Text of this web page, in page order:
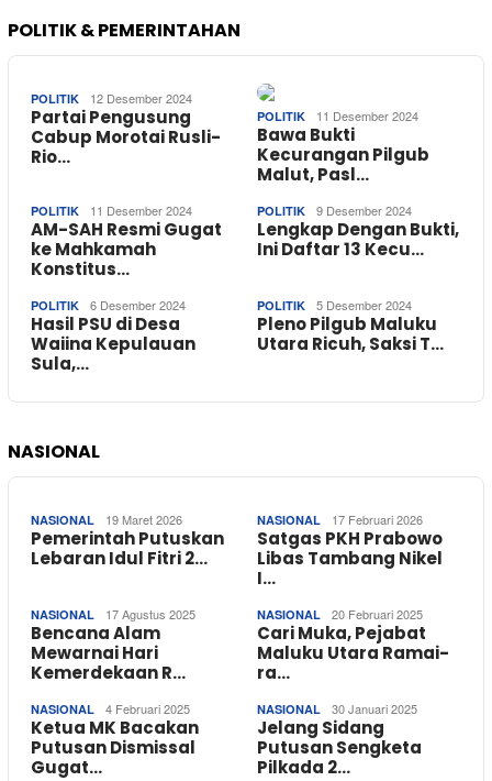
POLITIK & PEMERINTAHAN
POLITIK 12 Desember 2024
Partai Pengusung
Cabup Morotai Rusli-
Rio…
POLITIK 11 Desember 2024
Bawa Bukti
Kecurangan Pilgub
Malut, Pasl…
POLITIK 11 Desember 2024
AM-SAH Resmi Gugat
ke Mahkamah
Konstitus…
POLITIK 9 Desember 2024
Lengkap Dengan Bukti,
Ini Daftar 13 Kecu…
POLITIK 6 Desember 2024
Hasil PSU di Desa
Waiina Kepulauan
Sula,…
POLITIK 5 Desember 2024
Pleno Pilgub Maluku
Utara Ricuh, Saksi T…
NASIONAL
NASIONAL 19 Maret 2026
Pemerintah Putuskan
Lebaran Idul Fitri 2…
NASIONAL 17 Februari 2026
Satgas PKH Prabowo
Libas Tambang Nikel
I…
NASIONAL 17 Agustus 2025
Bencana Alam
Mewarnai Hari
Kemerdekaan R…
NASIONAL 20 Februari 2025
Cari Muka, Pejabat
Maluku Utara Ramai-
ra…
NASIONAL 4 Februari 2025
Ketua MK Bacakan
Putusan Dismissal
Gugat…
NASIONAL 30 Januari 2025
Jelang Sidang
Putusan Sengketa
Pilkada 2…